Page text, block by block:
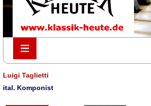
≡
≡
Luigi Taglietti
ital. Komponist